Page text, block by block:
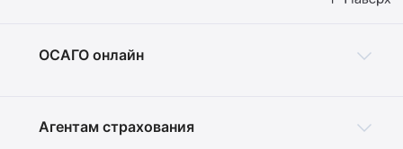
ОСАГО онлайн
Агентам страхования